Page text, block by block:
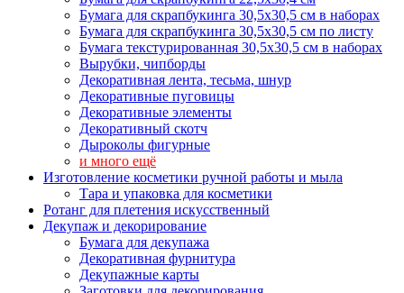
Бумага для скрапбукинга 30,5х30,5 см в наборах
Бумага для скрапбукинга 30,5х30,5 см по листу
Бумага текстурированная 30,5х30,5 см в наборах
Вырубки, чипборды
Декоративная лента, тесьма, шнур
Декоративные пуговицы
Декоративные элементы
Декоративный скотч
Дыроколы фигурные
и много ещё
Изготовление косметики ручной работы и мыла
Тара и упаковка для косметики
Ротанг для плетения искусственный
Декупаж и декорирование
Бумага для декупажа
Декоративная фурнитура
Декупажные карты